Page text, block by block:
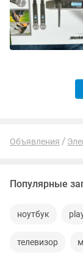
Объявления
Популярные
ноутбук
телевизор